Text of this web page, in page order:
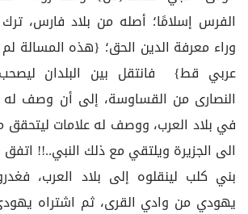
الفرس إسلامًا؛ أصله من بلاد فارس،
وراء معرفة الدين الحق؛ {هذه المسالة
عربي قط} فانتقل بين البلدان ليصحب
النصارى من القساوسة، إلى أن وصف
في بلاد العرب، ووصف له علامات ليتحقق
الى الجزيرة ويلتقي مع ذلك النبي..!!
بني كلب لينقلوه إلى بلاد العرب،
يهودي من وادي القرى، ثم اشتراه